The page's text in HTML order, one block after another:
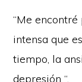
“Me
intensa que
tiempo, la
depresión “.